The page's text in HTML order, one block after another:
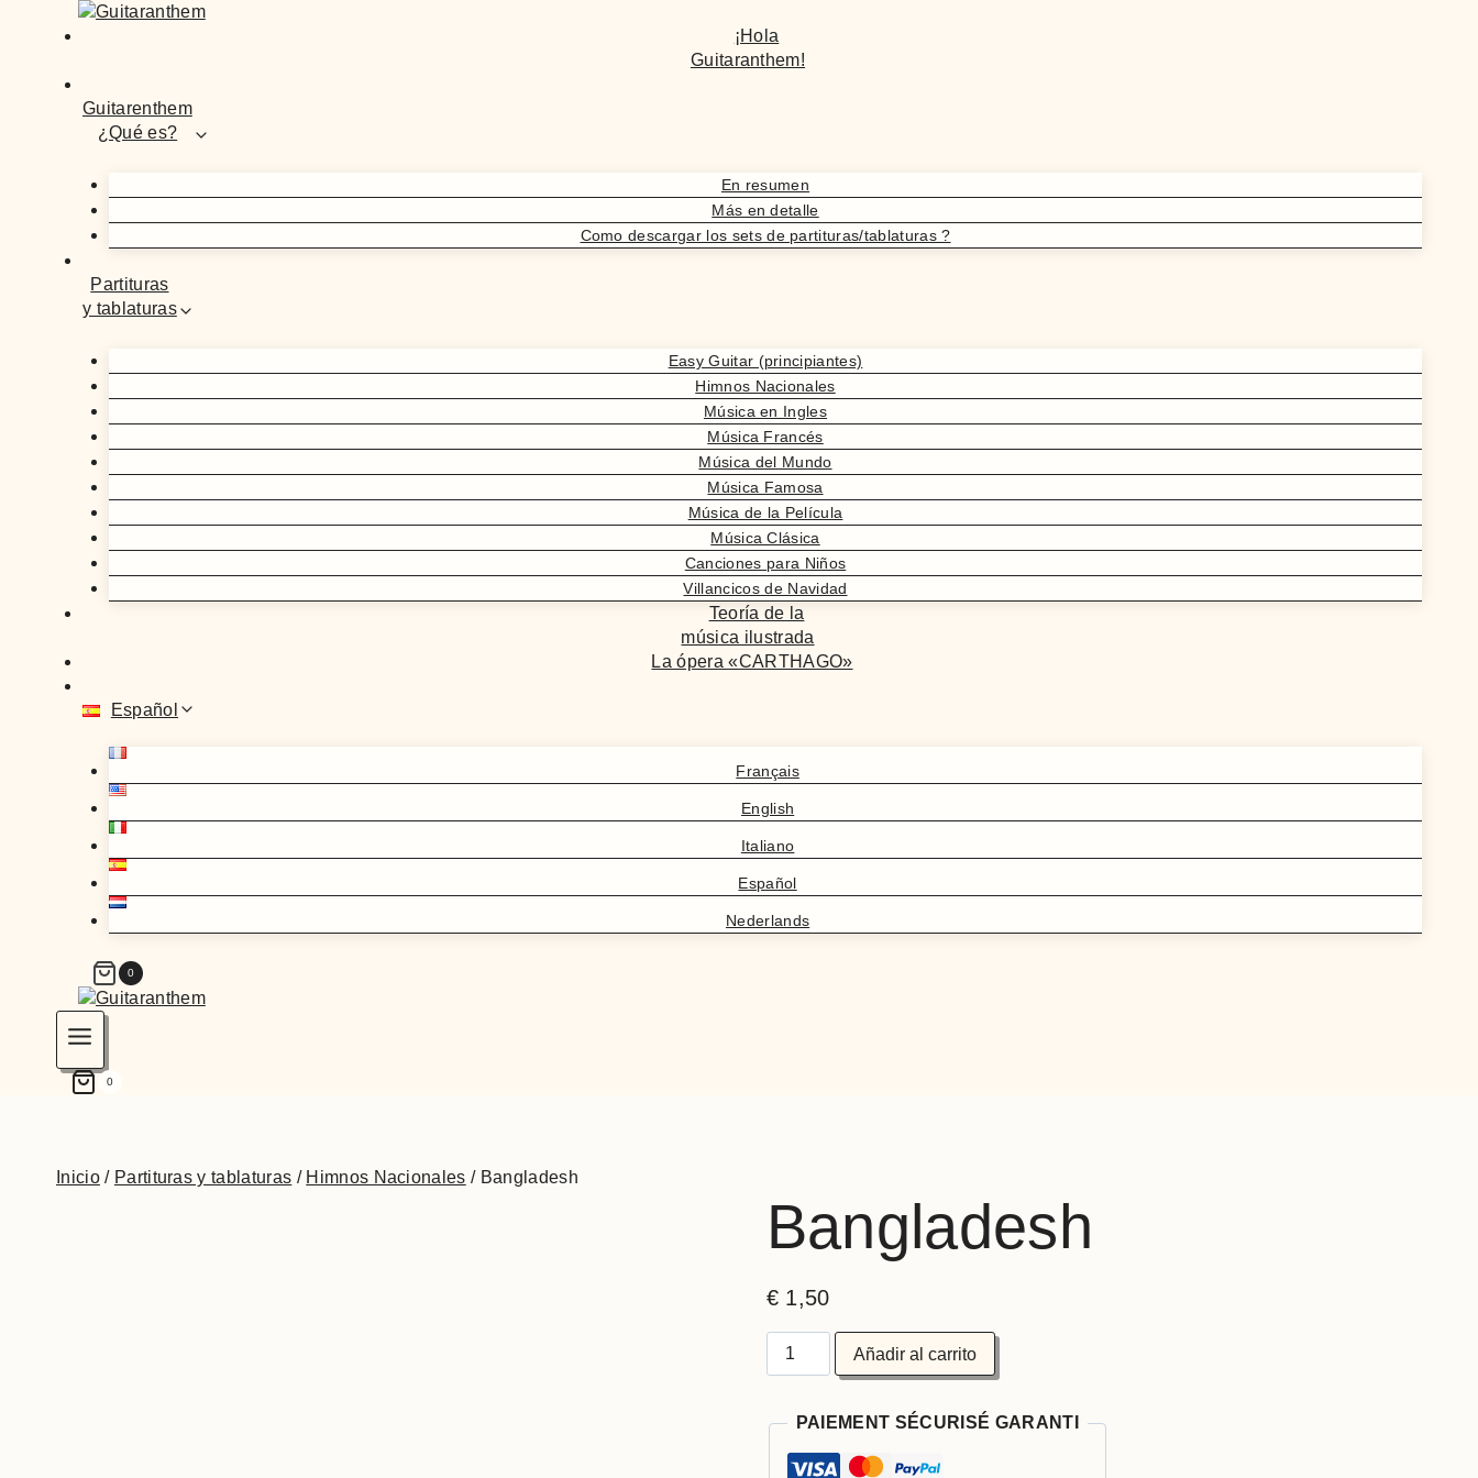
¡Hola
Guitaranthem!
Guitarenthem
¿Qué es?
En resumen
Más en detalle
Como descargar los sets de partituras/tablaturas ?
Partituras
y tablaturas
Easy Guitar (principiantes)
Himnos Nacionales
Música en Ingles
Música Francés
Música del Mundo
Música Famosa
Música de la Película
Música Clásica
Canciones para Niños
Villancicos de Navidad
Teoría de la
música ilustrada
La ópera «CARTHAGO»
Español
Français
English
Italiano
Español
Nederlands
0
0
Inicio / Partituras y tablaturas / Himnos Nacionales / Bangladesh
Bangladesh
€ 1,50
Añadir al carrito
PAIEMENT SÉCURISÉ GARANTI